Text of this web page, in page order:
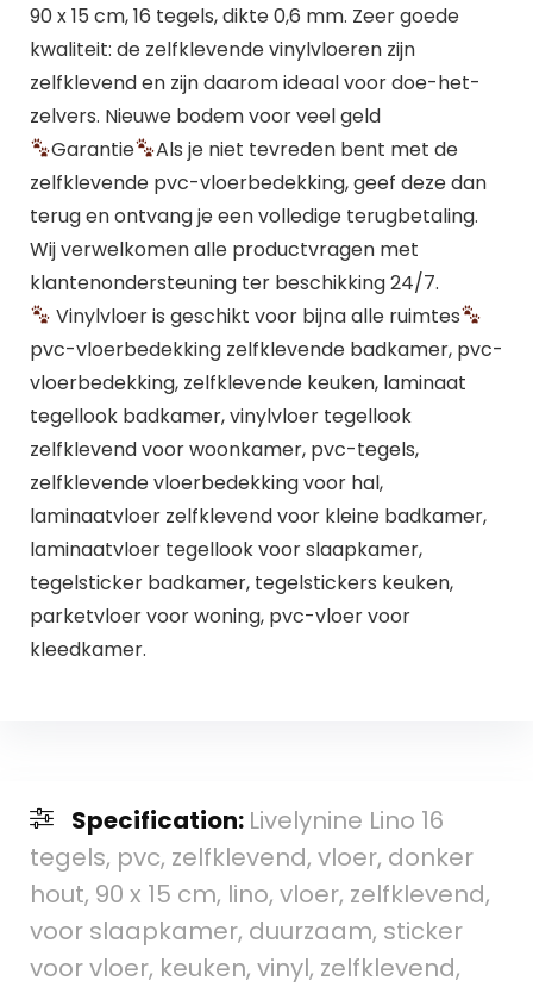
90 x 15 cm, 16 tegels, dikte 0,6 mm. Zeer goede
kwaliteit: de zelfklevende vinylvloeren zijn
zelfklevend en zijn daarom ideaal voor doe-het-
zelvers. Nieuwe bodem voor veel geld
Garantie
Als je niet tevreden bent met de
zelfklevende pvc-vloerbedekking, geef deze dan
terug en ontvang je een volledige terugbetaling.
Wij verwelkomen alle productvragen met
klantenondersteuning ter beschikking 24/7.
Vinylvloer is geschikt voor bijna alle ruimtes
pvc-vloerbedekking zelfklevende badkamer, pvc-
vloerbedekking, zelfklevende keuken, laminaat
tegellook badkamer, vinylvloer tegellook
zelfklevend voor woonkamer, pvc-tegels,
zelfklevende vloerbedekking voor hal,
laminaatvloer zelfklevend voor kleine badkamer,
laminaatvloer tegellook voor slaapkamer,
tegelsticker badkamer, tegelstickers keuken,
parketvloer voor woning, pvc-vloer voor
kleedkamer.
Specification: Livelynine Lino 16
tegels, pvc, zelfklevend, vloer, donker
hout, 90 x 15 cm, lino, vloer, zelfklevend,
voor slaapkamer, duurzaam, sticker
voor vloer, keuken, vinyl, zelfklevend,